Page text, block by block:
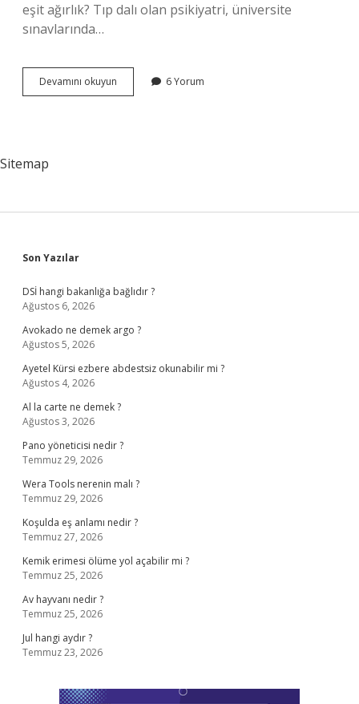
eşit ağırlık? Tıp dalı olan psikiyatri, üniversite
sınavlarında…
Devamını okuyun Psikoloji
Bölümü
6 Yorum
Sitemap
Sidebar
Son Yazılar
DSİ hangi bakanlığa bağlıdır ?
Ağustos 6, 2026
Avokado ne demek argo ?
Ağustos 5, 2026
Ayetel Kürsi ezbere abdestsiz okunabilir mi ?
Ağustos 4, 2026
Al la carte ne demek ?
Ağustos 3, 2026
Pano yöneticisi nedir ?
Temmuz 29, 2026
Wera Tools nerenin malı ?
Temmuz 29, 2026
Koşulda eş anlamı nedir ?
Temmuz 27, 2026
Kemik erimesi ölüme yol açabilir mi ?
Temmuz 25, 2026
Av hayvanı nedir ?
Temmuz 25, 2026
Jul hangi aydır ?
Temmuz 23, 2026